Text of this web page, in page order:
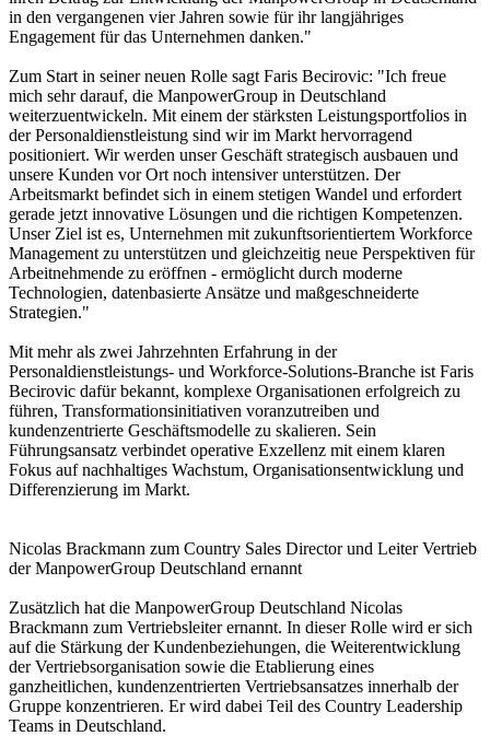
in den vergangenen vier Jahren sowie für ihr langjähriges
Engagement für das Unternehmen danken."
Zum Start in seiner neuen Rolle sagt Faris Becirovic: "Ich freue
mich sehr darauf, die ManpowerGroup in Deutschland
weiterzuentwickeln. Mit einem der stärksten Leistungsportfolios in
der Personaldienstleistung sind wir im Markt hervorragend
positioniert. Wir werden unser Geschäft strategisch ausbauen und
unsere Kunden vor Ort noch intensiver unterstützen. Der
Arbeitsmarkt befindet sich in einem stetigen Wandel und erfordert
gerade jetzt innovative Lösungen und die richtigen Kompetenzen.
Unser Ziel ist es, Unternehmen mit zukunftsorientiertem Workforce
Management zu unterstützen und gleichzeitig neue Perspektiven für
Arbeitnehmende zu eröffnen - ermöglicht durch moderne
Technologien, datenbasierte Ansätze und maßgeschneiderte
Strategien."
Mit mehr als zwei Jahrzehnten Erfahrung in der
Personaldienstleistungs- und Workforce-Solutions-Branche ist Faris
Becirovic dafür bekannt, komplexe Organisationen erfolgreich zu
führen, Transformationsinitiativen voranzutreiben und
kundenzentrierte Geschäftsmodelle zu skalieren. Sein
Führungsansatz verbindet operative Exzellenz mit einem klaren
Fokus auf nachhaltiges Wachstum, Organisationsentwicklung und
Differenzierung im Markt.
Nicolas Brackmann zum Country Sales Director und Leiter Vertrieb
der ManpowerGroup Deutschland ernannt
Zusätzlich hat die ManpowerGroup Deutschland Nicolas
Brackmann zum Vertriebsleiter ernannt. In dieser Rolle wird er sich
auf die Stärkung der Kundenbeziehungen, die Weiterentwicklung
der Vertriebsorganisation sowie die Etablierung eines
ganzheitlichen, kundenzentrierten Vertriebsansatzes innerhalb der
Gruppe konzentrieren. Er wird dabei Teil des Country Leadership
Teams in Deutschland.